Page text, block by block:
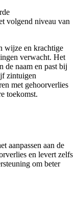
volgend niveau van
wijze en krachtige
verwacht. Het
de naam en past bij
zintuigen
met gehoorverlies
toekomst.
aanpassen aan de
en levert zelfs
om beter